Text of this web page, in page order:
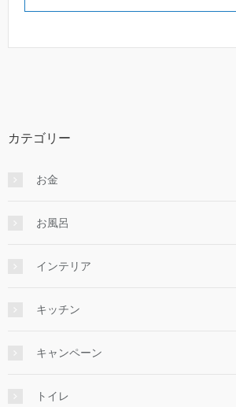
カテゴリー
お金
お風呂
インテリア
キッチン
キャンペーン
トイレ